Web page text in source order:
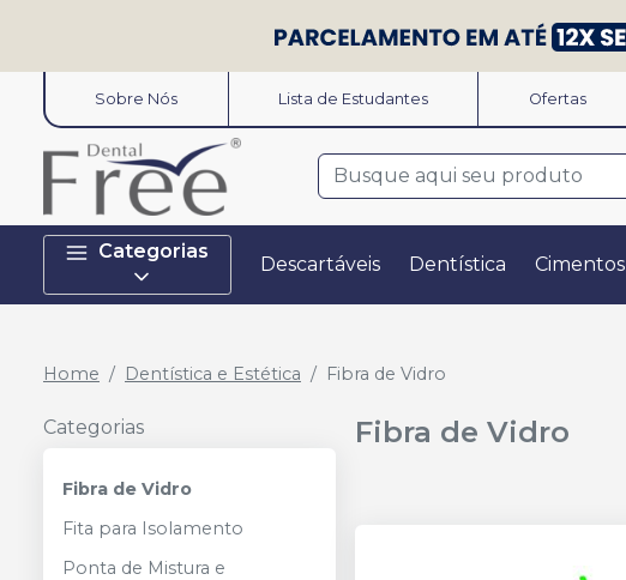
Sobre Nós Lista de Estudantes Ofertas
Categorias
Descartáveis Dentística Cimentos
Home Dentística e Estética Fibra de Vidro
Categorias
Fibra de Vidro
Fita para Isolamento
Ponta de Mistura e
Fibra de Vidro